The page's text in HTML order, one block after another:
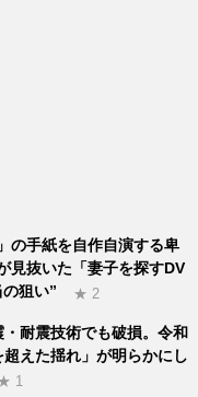
の手紙を自作自演する卑
見抜いた「妻子を探すDV
狙い”
★ 2
・耐震技術でも破損。令和
えた揺れ」が明らかにし
1